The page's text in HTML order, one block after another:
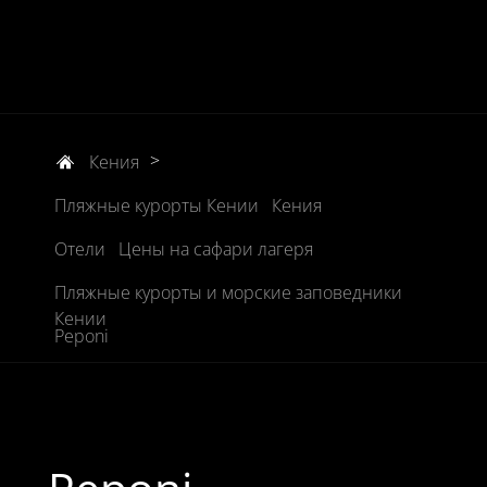
Кения >
Пляжные курорты Кении
Кения
Отели
Цены на сафари лагеря
Пляжные курорты и морские заповедники
Кении
Peponi